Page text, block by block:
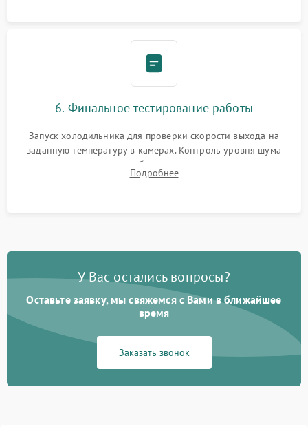
6. Финальное тестирование работы
Запуск холодильника для проверки скорости выхода на
заданную температуру в камерах. Контроль уровня шума
компрессора, отсутствия обмерзания стенок и корректного
срабатывания системы автоматической оттайки.
Подробнее
У Вас остались вопросы?
Оставьте заявку, мы свяжемся с Вами в ближайшее
время
Заказать звонок